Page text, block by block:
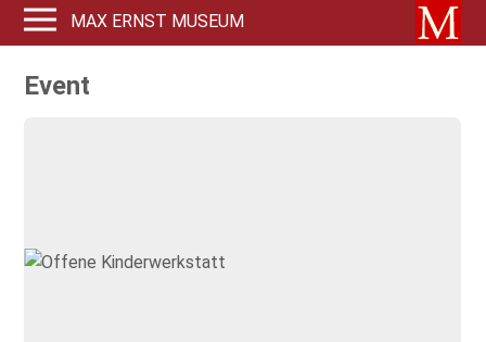
MAX ERNST MUSEUM
Event